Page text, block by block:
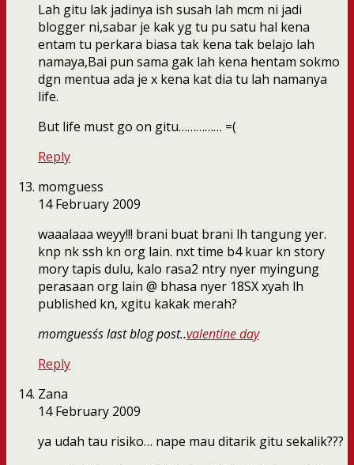
Lah gitu lak jadinya ish susah lah mcm ni jadi
blogger ni,sabar je kak yg tu pu satu hal kena
entam tu perkara biasa tak kena tak belajo lah
namaya,Bai pun sama gak lah kena hentam sokmo
dgn mentua ada je x kena kat dia tu lah namanya
life.
But life must go on gitu…………… =(
Reply
momguess
14 February 2009
waaalaaa weyy!!! brani buat brani lh tangung yer.
knp nk ssh kn org lain. nxt time b4 kuar kn story
mory tapis dulu, kalo rasa2 ntry nyer myingung
perasaan org lain @ bhasa nyer 18SX xyah lh
published kn, xgitu kakak merah?
momguess´s last blog post..valentine day
Reply
Zana
14 February 2009
ya udah tau risiko… nape mau ditarik gitu sekalik???